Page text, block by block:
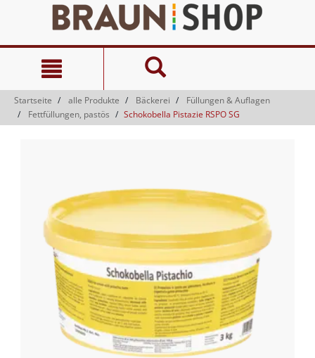
springen
Navigationsmenü
springen
Startseite alle Produkte Bäckerei
Füllungen & Auflagen
Fettfüllungen, pastös
Schokobella Pistazie RSPO SG